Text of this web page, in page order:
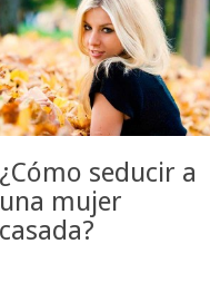
¿Cómo seducir a
una mujer
casada?